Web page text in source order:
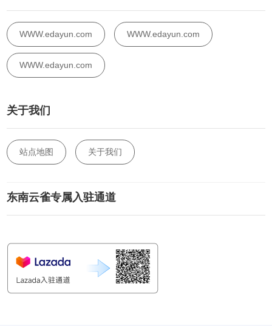
WWW.edayun.com WWW.edayun.com
WWW.edayun.com
关于我们
站点地图 关于我们
东南云雀专属入驻通道